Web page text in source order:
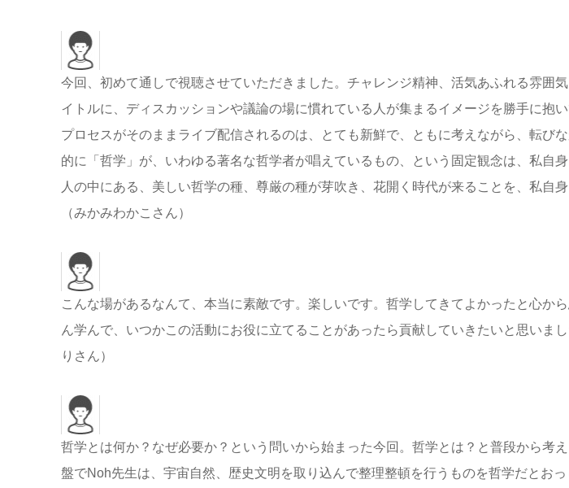
今回、初めて通しで視聴させていただきました。チャレンジ精神、活気あふれる雰囲
イトルに、ディスカッションや議論の場に慣れている人が集まるイメージを勝手に抱
プロセスがそのままライブ配信されるのは、とても新鮮で、ともに考えながら、転び
的に「哲学」が、いわゆる著名な哲学者が唱えているもの、という固定観念は、私自
人の中にある、美しい哲学の種、尊厳の種が芽吹き、花開く時代が来ることを、私自
（みかみわかこさん）
こんな場があるなんて、本当に素敵です。楽しいです。哲学してきてよかったと心か
ん学んで、いつかこの活動にお役に立てることがあったら貢献していきたいと思いま
りさん）
哲学とは何か？なぜ必要か？という問いから始まった今回。哲学とは？と普段から考
盤でNoh先生は、宇宙自然、歴史文明を取り込んで整理整頓を行うものを哲学だとお